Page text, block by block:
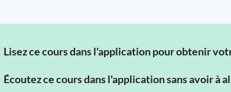
Lisez ce cours dans l'application pour obtenir
Écoutez ce cours dans l'application sans avoir